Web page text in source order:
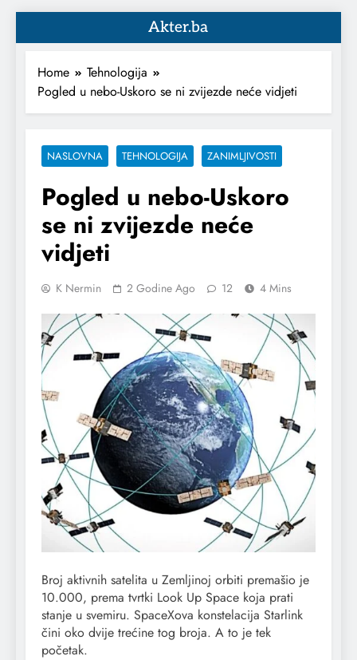
Akter.ba
Home
Tehnologija
Pogled u nebo-Uskoro se ni zvijezde neće vidjeti
NASLOVNA TEHNOLOGIJA ZANIMLJIVOSTI
Pogled u nebo-Uskoro
se ni zvijezde neće
vidjeti
K Nermin 2 Godine Ago 12 4 Mins
Broj aktivnih satelita u Zemljinoj orbiti premašio je
10.000, prema tvrtki Look Up Space koja prati
stanje u svemiru. SpaceXova konstelacija Starlink
čini oko dvije trećine tog broja. A to je tek
početak.